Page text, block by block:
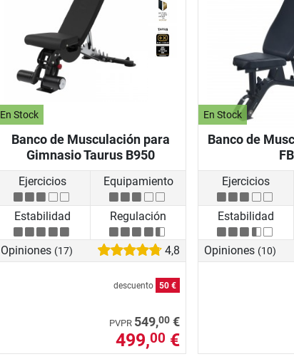
En Stock
Banco de Musculación para
Gimnasio Taurus B950
Ejercicios Equipamiento
Estabilidad Regulación
Opiniones (17) 4,8
descuento 50 €
PVPR 549,00 €
499,00 €
En Stock
Banco de
Ejercicios
Estabilidad
Opiniones (10)